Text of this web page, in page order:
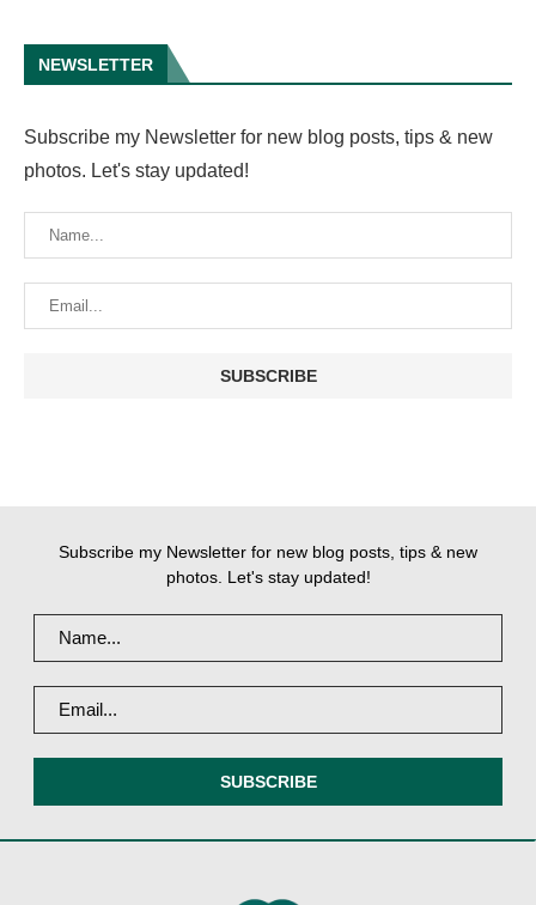
NEWSLETTER
Subscribe my Newsletter for new blog posts, tips & new
photos. Let's stay updated!
Subscribe my Newsletter for new blog posts, tips & new
photos. Let's stay updated!